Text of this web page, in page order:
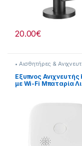
20.00€
• Αισθητήρες &
Εξυπνος Ανιχνευτής
με Wi-Fi Μπαταρία